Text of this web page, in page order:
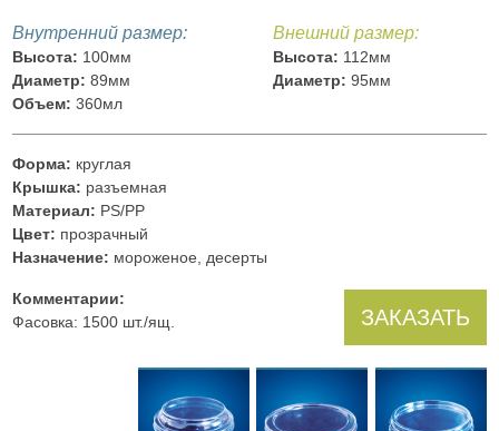
Внутренний размер:
Высота: 100мм
Диаметр: 89мм
Объем: 360мл
Внешний размер:
Высота: 112мм
Диаметр: 95мм
Форма: круглая
Крышка: разъемная
Материал: PS/PP
Цвет: прозрачный
Назначение: мороженое, десерты
Комментарии:
Фасовка: 1500 шт./ящ.
ЗАКАЗАТЬ